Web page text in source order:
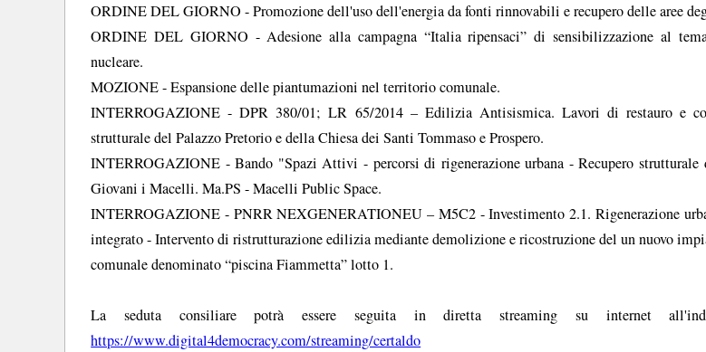
ORDINE DEL GIORNO - Promozione dell'uso dell'energia da fonti rinnovabili e recupero delle aree
ORDINE DEL GIORNO - Adesione alla campagna “Italia ripensaci” di sensibilizzazione al
nucleare.
MOZIONE - Espansione delle piantumazioni nel territorio comunale.
INTERROGAZIONE - DPR 380/01; LR 65/2014 – Edilizia Antisismica. Lavori di restauro e
strutturale del Palazzo Pretorio e della Chiesa dei Santi Tommaso e Prospero.
INTERROGAZIONE - Bando "Spazi Attivi - percorsi di rigenerazione urbana - Recupero strutturale
Giovani i Macelli. Ma.PS - Macelli Public Space.
INTERROGAZIONE - PNRR NEXGENERATIONEU – M5C2 - Investimento 2.1. Rigenerazione
integrato - Intervento di ristrutturazione edilizia mediante demolizione e ricostruzione del un nuovo
comunale denominato “piscina Fiammetta” lotto 1.
La seduta consiliare potrà essere seguita in diretta streaming su internet
https://www.digital4democracy.com/streaming/certaldo